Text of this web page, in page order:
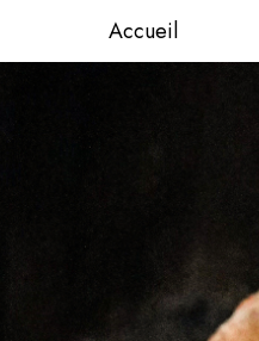
Accueil